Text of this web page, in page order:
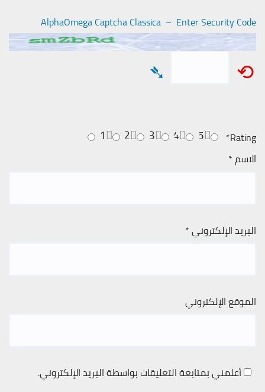
AlphaOmega Captcha Classica – Enter Security Code
⟲
➴
Rating
*
5
4
3
2
1
الاسم*
البريد الإلكتروني*
الموقع الإلكتروني
أعلمني بمتابعة التعليقات بواسطة البريد الإلكتروني.